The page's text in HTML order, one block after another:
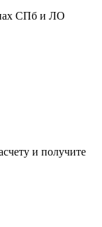
СПб и ЛО
и получите